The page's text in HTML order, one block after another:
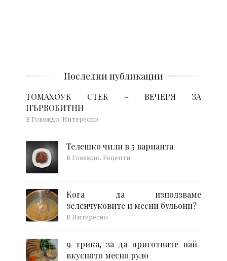
Последни публикации
ТОМАХОУК СТЕК – ВЕЧЕРЯ ЗА
ПЪРВОБИТНИ
В Говеждо, Интересно
Телешко чили в 5 варианта
В Говеждо, Рецепти
Кога да използваме
зеленчуковите и месни бульони?
В Интересно
9 трика, за да приготвите най-
вкусното месно руло